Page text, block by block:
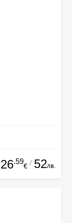
26.59
€ / 52лв.